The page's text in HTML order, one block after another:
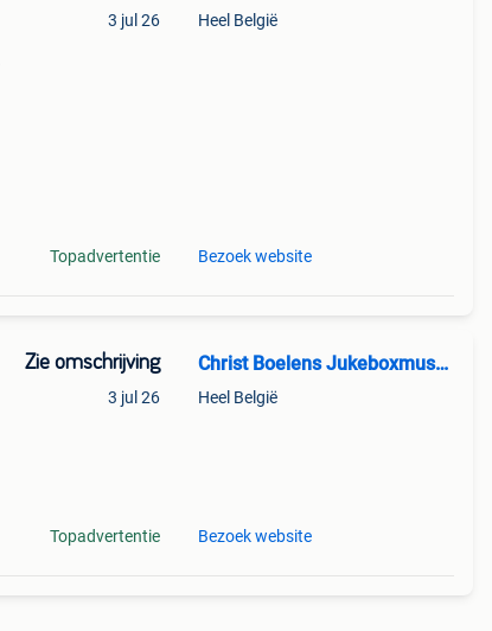
3 jul 26
Topadvertentie
Heel België
Bezoek website
Zie omschrijving
3 jul 26
Topadvertentie
Christ Boelens Jukeboxmuseum
Heel België
Bezoek website